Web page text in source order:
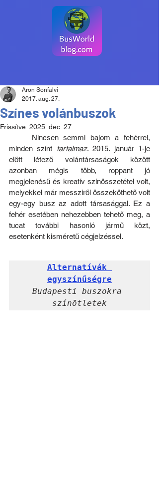
Színes volánbuszok
Aron Sonfalvi
2017. aug. 27.
Frissítve: 2025. dec. 27.
minden színt tartalmaz. 2015. január 1-je
előtt létező volántársaságok között
azonban mégis több, roppant jó
megjelenésű és kreatív színösszetétel volt,
melyekkel már messziről összeköthető volt
egy-egy busz az adott társasággal. Ez a
fehér esetében nehezebben tehető meg, a
tucat további hasonló jármű közt,
esetenként kisméretű cégjelzéssel.
Alternatívák
egyszínűségre
Budapesti buszokra
színötletek